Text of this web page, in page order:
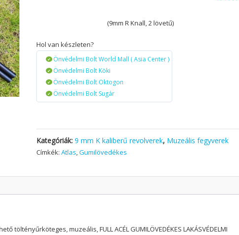
(9mm R Knall, 2 lövetű)
Hol van készleten?
Önvédelmi Bolt World Mall ( Asia Center )
Önvédelmi Bolt Köki
Önvédelmi Bolt Oktogon
Önvédelmi Bolt Sugár
Kategóriák:9 mm K kaliberű revolverek, Muzeális fegyverek
Címkék:Atlas,Gumilövedékes
töltényűrköteges, muzeális, FULL ACÉL GUMILÖVEDÉKES LAKÁSVÉDELMI